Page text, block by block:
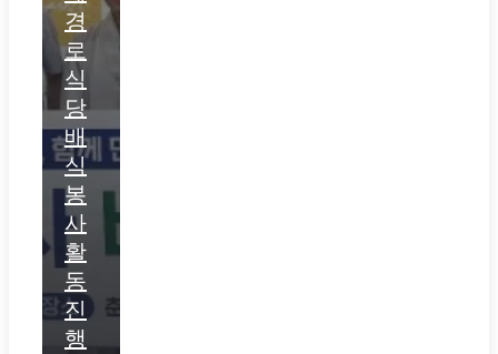
경
로
식
당
배
식
봉
사
활
동
진
행